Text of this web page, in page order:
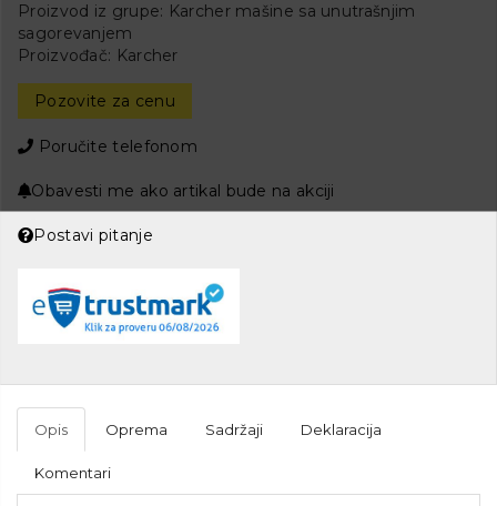
Proizvod iz grupe: Karcher mašine sa unutrašnjim
sagorevanjem
Proizvođač: Karcher
Pozovite za cenu
Poručite telefonom
Obavesti me ako artikal bude na akciji
Postavi pitanje
Opis Oprema Sadržaji Deklaracija
Komentari